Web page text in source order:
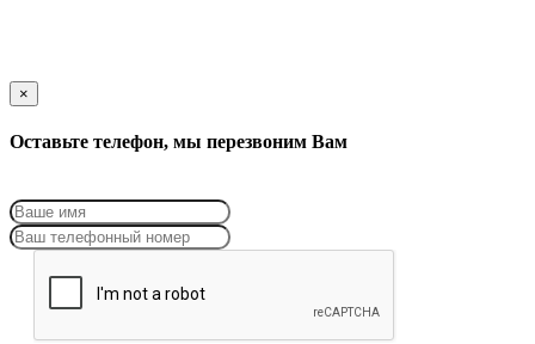
×
Оставьте телефон, мы перезвоним Вам